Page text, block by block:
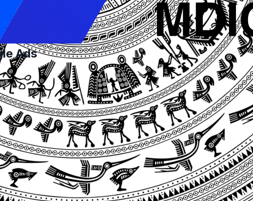
Và điều đáng mong đợi là đơn hàng hay khách ghé đến cửa
Ads
dịch đặt giá thầu: số lần nhấp, số lần hiển thị, số lượt chuyển
như thế nào? Hãy cùng tìm hiểu kỹ hơn về những hình thức đặt
có thể đặt mức giá tối đa mà bạn muốn trả cho một lượt
khi người xem quan tâm đủ nhiều để nhấp vào quảng cáo và
vị trí đặt biển quảng cáo dựa trên số người có khả năng nhìn